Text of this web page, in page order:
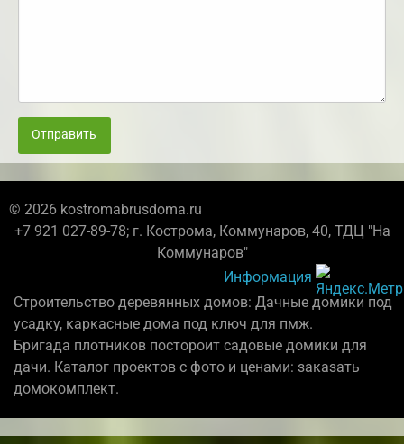
Отправить
© 2026 kostromabrusdoma.ru
+7 921 027-89-78; г. Кострома, Коммунаров, 40, ТДЦ "На
Коммунаров"
Информация
Строительство деревянных домов: Дачные домики под
усадку, каркасные дома под ключ для пмж.
Бригада плотников постороит садовые домики для
дачи. Каталог проектов с фото и ценами: заказать
домокомплект.